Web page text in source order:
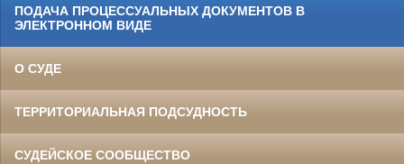
ПОДАЧА ПРОЦЕССУАЛЬНЫХ ДОКУМЕНТОВ В
ЭЛЕКТРОННОМ ВИДЕ
О СУДЕ
ТЕРРИТОРИАЛЬНАЯ ПОДСУДНОСТЬ
СУДЕЙСКОЕ СООБЩЕСТВО